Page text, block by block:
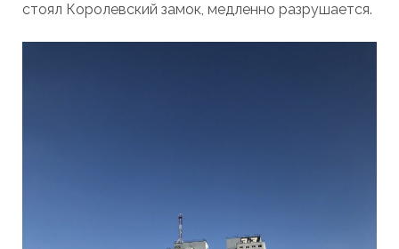
стоял Королевский замок, медленно разрушается.